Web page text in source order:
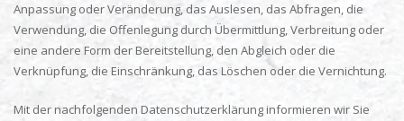
Anpassung oder Veränderung, das Auslesen, das Abfragen, die
Verwendung, die Offenlegung durch Übermittlung, Verbreitung oder
eine andere Form der Bereitstellung, den Abgleich oder die
Verknüpfung, die Einschränkung, das Löschen oder die Vernichtung.
Mit der nachfolgenden Datenschutzerklärung informieren wir Sie